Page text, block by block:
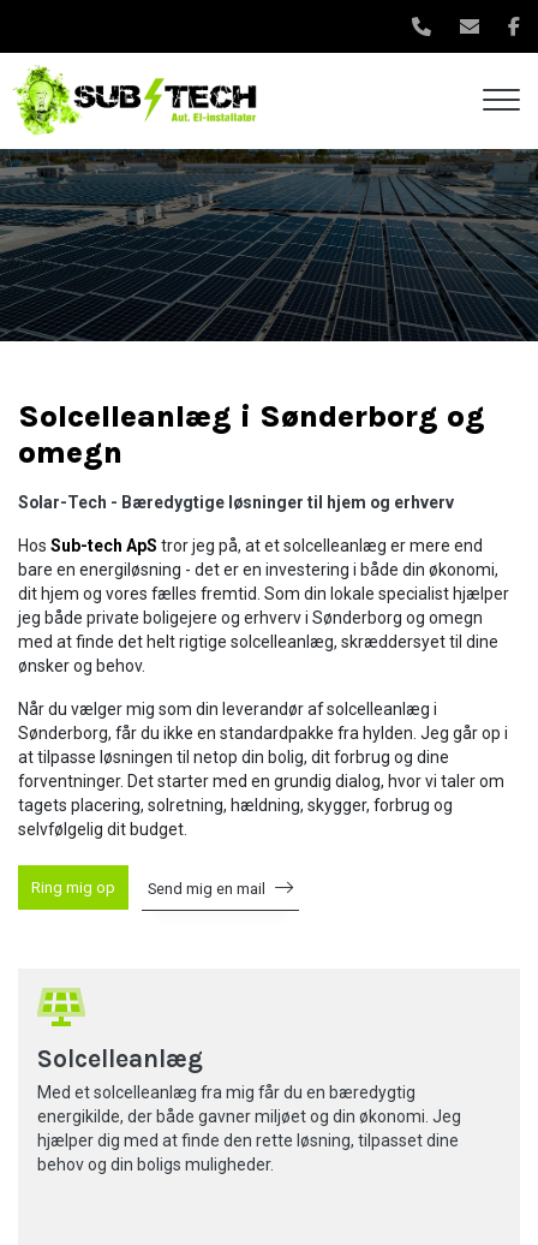
hovedindhold
Solcelleanlæg i Sønderborg og
omegn
Solar-Tech - Bæredygtige løsninger til hjem og erhverv
Hos Sub-tech ApS tror jeg på, at et solcelleanlæg er mere end
bare en energiløsning - det er en investering i både din økonomi,
dit hjem og vores fælles fremtid. Som din lokale specialist hjælper
jeg både private boligejere og erhverv i Sønderborg og omegn
med at finde det helt rigtige solcelleanlæg, skræddersyet til dine
ønsker og behov.
Når du vælger mig som din leverandør af solcelleanlæg i
Sønderborg, får du ikke en standardpakke fra hylden. Jeg går op i
at tilpasse løsningen til netop din bolig, dit forbrug og dine
forventninger. Det starter med en grundig dialog, hvor vi taler om
tagets placering, solretning, hældning, skygger, forbrug og
selvfølgelig dit budget.
Ring mig op Send mig en mail
Solcelleanlæg
Med et solcelleanlæg fra mig får du en bæredygtig
energikilde, der både gavner miljøet og din økonomi. Jeg
hjælper dig med at finde den rette løsning, tilpasset dine
behov og din boligs muligheder.